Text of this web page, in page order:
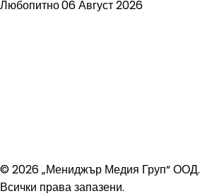
Любопитно06 Август 2026
© 2026 „Мениджър Медия Груп“ ООД.
Всички права запазени.